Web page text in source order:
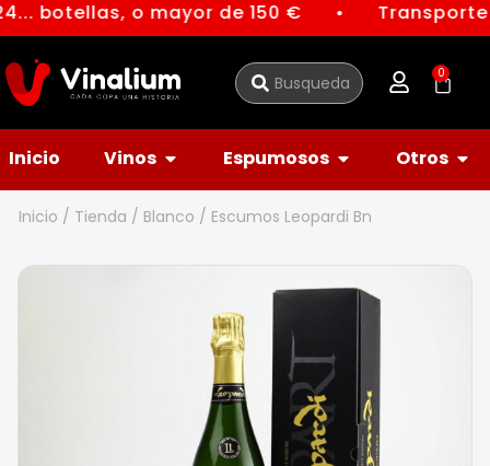
botellas, o mayor de 150 € ●
0
Inicio Vinos Espumosos Otros
Inicio / Tienda / Blanco / Escumos Leopardi Bn